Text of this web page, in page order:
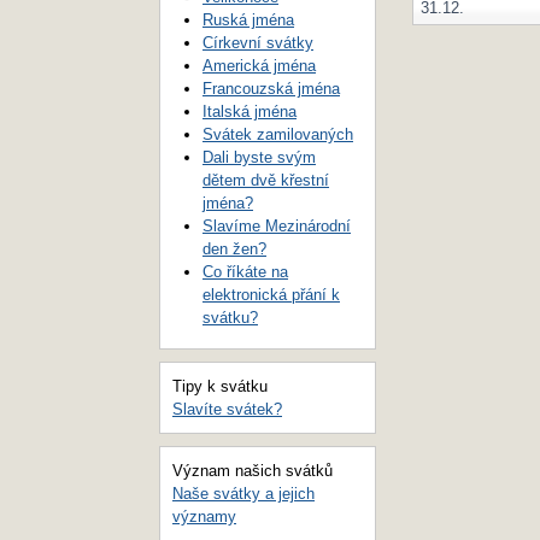
31.12.
Ruská jména
Církevní svátky
Americká jména
Francouzská jména
Italská jména
Svátek zamilovaných
Dali byste svým
dětem dvě křestní
jména?
Slavíme Mezinárodní
den žen?
Co říkáte na
elektronická přání k
svátku?
Tipy k svátku
Slavíte svátek?
Význam našich svátků
Naše svátky a jejich
významy